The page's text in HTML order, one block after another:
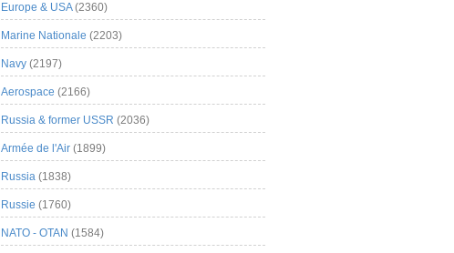
Europe & USA(2360)
Marine Nationale (2203)
Navy (2197)
Aerospace (2166)
Russia & former USSR (2036)
Armée de l'Air (1899)
Russia (1838)
Russie (1760)
NATO - OTAN (1584)